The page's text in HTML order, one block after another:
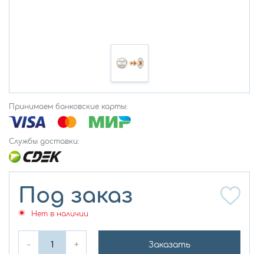
Принимаем банковские карты:
Службы доставки:
Под заказ
Нет в наличии
- + Заказать